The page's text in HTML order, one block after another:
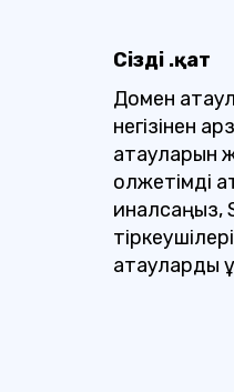
Сіздің .қат
Домен
негізінен
атауларын
қолжетімді
қиналсаңыз,
атауларды